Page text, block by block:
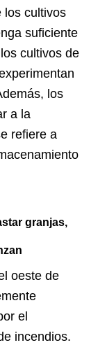
los cultivos
suficiente
cultivos de
los
a la
refiere a
granjas,
oeste de
el
incendios.